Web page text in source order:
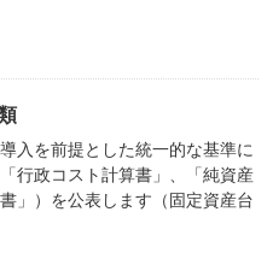
入を前提とした統一的な基準に
行政コスト計算書」、「純資産
」）を公表します（固定資産台